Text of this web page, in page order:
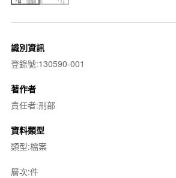
識別資訊
登錄號:130590-001
著作者
責任者:刑部
資料類型
類型:檔案
層次:件